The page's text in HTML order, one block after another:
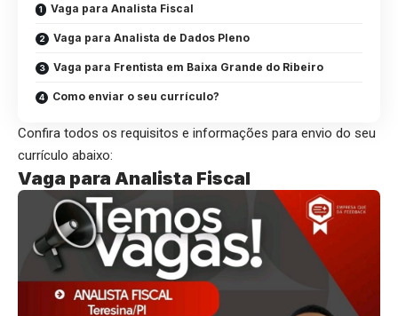
Vaga para Analista Fiscal
Vaga para Analista de Dados Pleno
Vaga para Frentista em Baixa Grande do Ribeiro
Como enviar o seu currículo?
Confira todos os requisitos e informações para envio do seu
currículo abaixo:
Vaga para Analista Fiscal